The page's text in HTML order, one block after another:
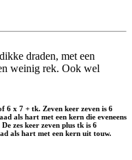
draden, met een
weinig rek. Ook wel
6 x 7 + tk. Zeven keer zeven is 6
als hart met een kern die eveneens
zes keer zeven plus tk is 6
als hart met een kern uit touw.